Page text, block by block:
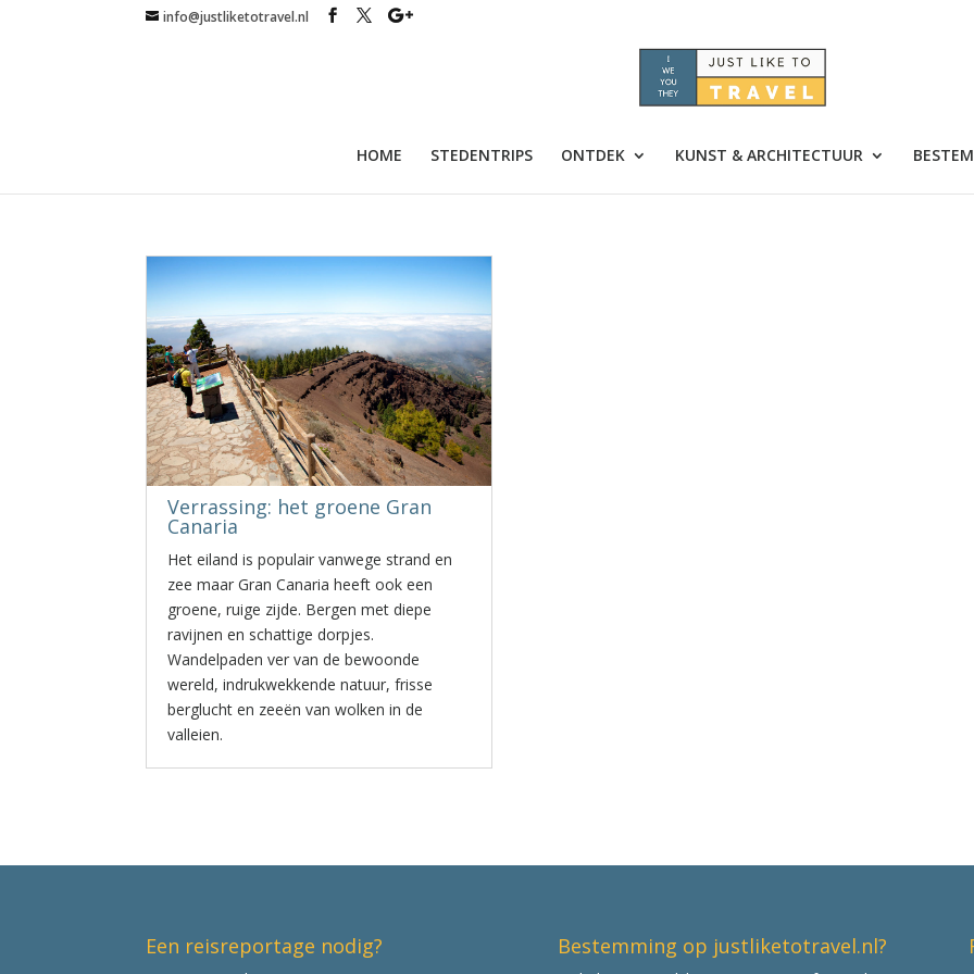
info@justliketotravel.nl
HOME STEDENTRIPS ONTDEK KUNST & ARCHITECTUUR
Verrassing: het groene Gran
Canaria
Het eiland is populair vanwege strand en
zee maar Gran Canaria heeft ook een
groene, ruige zijde. Bergen met diepe
ravijnen en schattige dorpjes.
Wandelpaden ver van de bewoonde
wereld, indrukwekkende natuur, frisse
berglucht en zeeën van wolken in de
valleien.
Een reisreportage nodig? Bestemming op justliketotravel.nl?